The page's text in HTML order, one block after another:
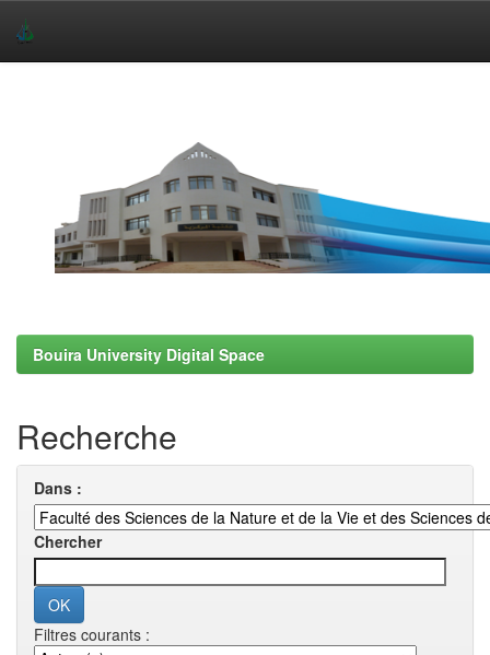
Bouira University Digital Space
Recherche
Dans :
Chercher
Filtres courants :